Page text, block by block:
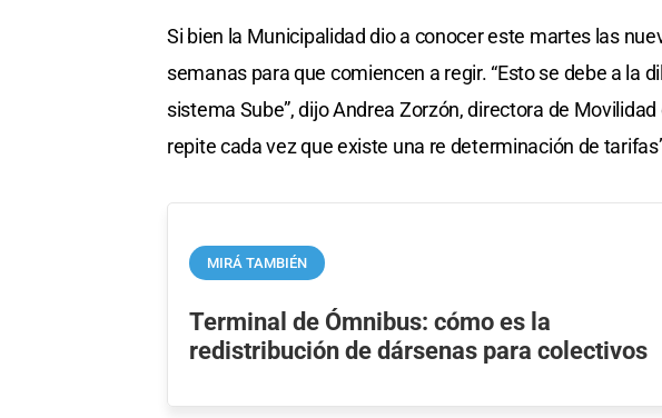
Si bien la Municipalidad dio a conocer este martes las
semanas para que comiencen a regir. “Esto se debe a la
sistema Sube”, dijo Andrea Zorzón, directora de Movilidad
repite cada vez que existe una re determinación de
MIRÁ TAMBIÉN
Terminal de Ómnibus: cómo es la
redistribución de dársenas para colectivos